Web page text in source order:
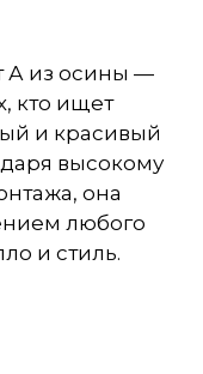
А из осины —
кто ищет
и красивый
высокому
она
любого
и стиль.